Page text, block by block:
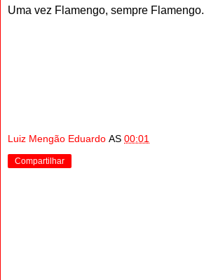
Uma vez Flamengo, sempre Flamengo.
Luiz Mengão Eduardo AS 00:01
Compartilhar